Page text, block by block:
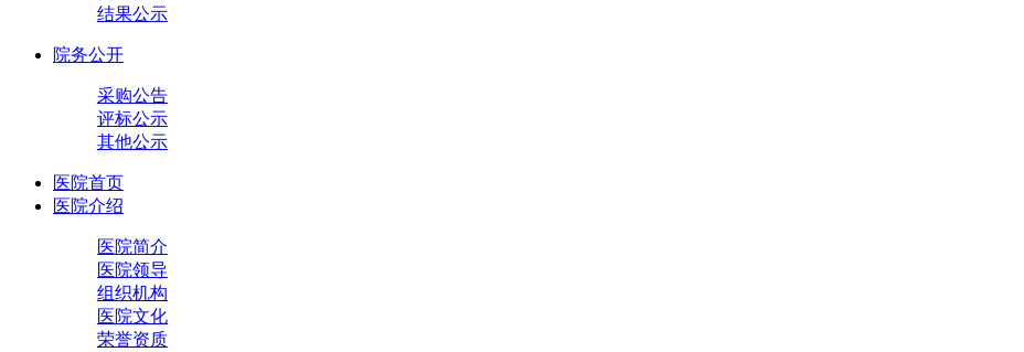
结果公示
院务公开
采购公告
评标公示
其他公示
医院首页
医院介绍
医院简介
医院领导
组织机构
医院文化
荣誉资质